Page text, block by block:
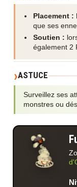
Placement :
que ses
Soutien :
également 2
ASTUCE
Surveillez ses
monstres ou